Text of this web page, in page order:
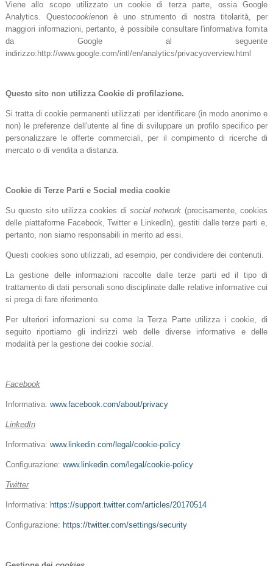
Viene allo scopo utilizzato un cookie di terza parte, ossia Google
Analytics. Questocookienon è uno strumento di nostra titolarità, per
maggiori informazioni, pertanto, è possibile consultare l'informativa fornita
da Google al seguente
indirizzo:http://www.google.com/intl/en/analytics/privacyoverview.html
Questo sito non utilizza Cookie di profilazione.
Si tratta di cookie permanenti utilizzati per identificare (in modo anonimo e
non) le preferenze dell'utente al fine di sviluppare un profilo specifico per
personalizzare le offerte commerciali, per il compimento di ricerche di
mercato o di vendita a distanza.
Cookie di Terze Parti e Social media cookie
Su questo sito utilizza cookies disocial network (precisamente, cookies
delle piattaforme Facebook, Twitter e LinkedIn), gestiti dalle terze parti e,
pertanto, non siamo responsabili in merito ad essi.
Questi cookies sono utilizzati, ad esempio, per condividere dei contenuti.
La gestione delle informazioni raccolte dalle terze parti ed il tipo di
trattamento di dati personali sono disciplinate dalle relative informative cui
si prega di fare riferimento.
Per ulteriori informazioni su come la Terza Parte utilizza i cookie, di
seguito riportiamo gli indirizzi web delle diverse informative e delle
modalità per la gestione dei cookie social.
Facebook
Informativa: www.facebook.com/about/privacy
LinkedIn
Informativa: www.linkedin.com/legal/cookie-policy
Configurazione: www.linkedin.com/legal/cookie-policy
Twitter
Informativa: https://support.twitter.com/articles/20170514
Configurazione: https://twitter.com/settings/security